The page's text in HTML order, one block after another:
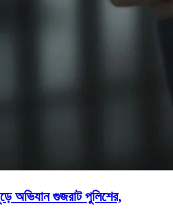
অভিযান গুজরাট পুলিশের,